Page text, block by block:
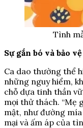
Tình
Sự gắn bó và bảo vệ
Ca dao thường thể
những nguy hiểm,
chỗ dựa tinh thần
mọi thử thách. “Mẹ
mật, như đường
mại và ấm áp của